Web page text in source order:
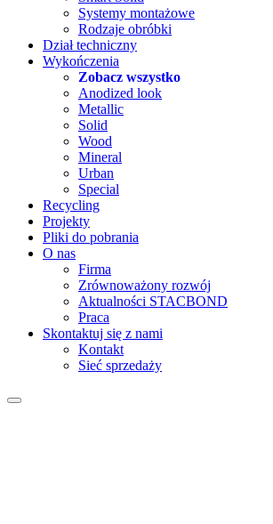
Systemy montażowe
Rodzaje obróbki
Dział techniczny
Wykończenia
Zobacz wszystko
Anodized look
Metallic
Solid
Wood
Mineral
Urban
Special
Recycling
Projekty
Pliki do pobrania
O nas
Firma
Zrównoważony rozwój
Aktualności STACBOND
Praca
Skontaktuj się z nami
Kontakt
Sieć sprzedaży